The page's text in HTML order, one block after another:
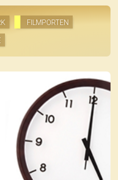
FILMPORTEN